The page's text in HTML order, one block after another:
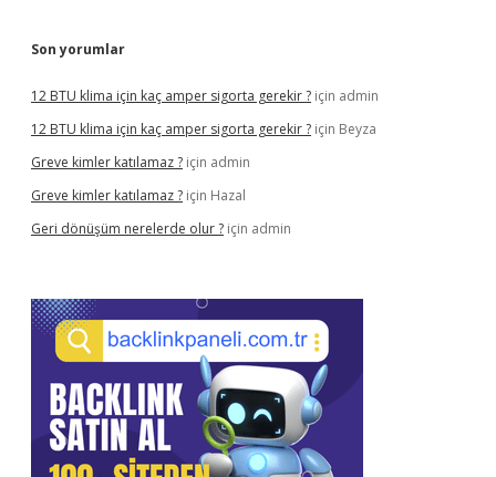
Son yorumlar
12 BTU klima için kaç amper sigorta gerekir ? için admin
12 BTU klima için kaç amper sigorta gerekir ? için Beyza
Greve kimler katılamaz ? için admin
Greve kimler katılamaz ? için Hazal
Geri dönüşüm nerelerde olur ? için admin